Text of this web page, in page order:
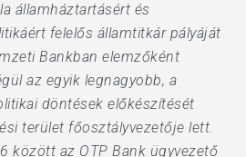
államháztartásért és
felelős államtitkár pályáját
Bankban elemzőként
az egyik legnagyobb, a
döntések előkészítését
terület főosztályvezetője lett.
között az OTP Bank ügyvezető